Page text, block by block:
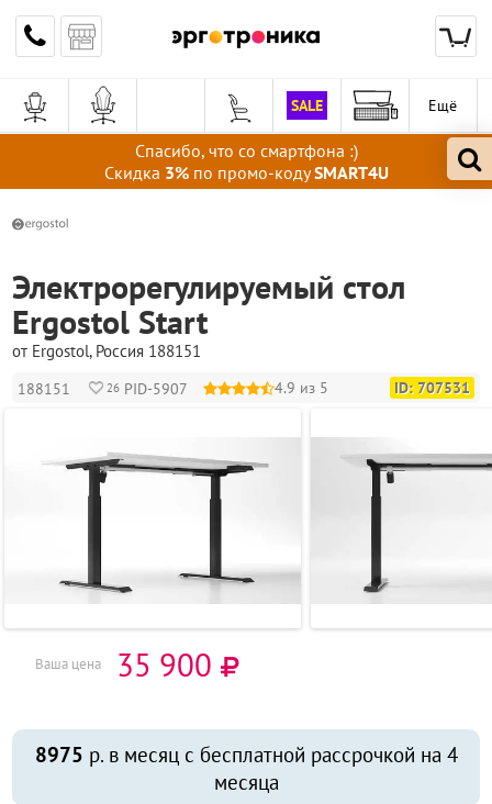
SALE Ещё
Спасибо, что со смартфона :)
Скидка 3%по промо-кодуSMART4U
Электрорегулируемый стол
Ergostol Start
от Ergostol, Россия 188151
ID: 707531
188151 26 PID-5907 4.9 из 5
Ваша цена 35 900
8975 р. в месяц с бесплатной рассрочкой на 4
месяца